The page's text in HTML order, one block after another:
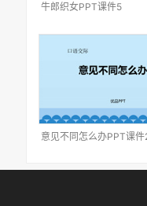
牛郎织女PPT课件5
意见不同怎么办PPT课件